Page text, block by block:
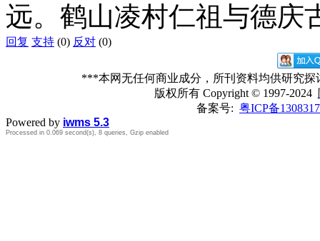
远。鹤山凌村仁祖与德庆
回复 支持 (0) 反对 (0)
***本网无任何商业成分，所刊资料均供研究
版权所有 Copyright © 1997-2024
备案号: 粤ICP备
Powered by iwms 5.3
Processed in 0.069 second(s), 8 queries, Gzip enabled